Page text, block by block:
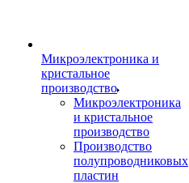
Микроэлектроника и
кристальное
производство
Микроэлектроника
и кристальное
производство
Производство
полупроводниковых
пластин